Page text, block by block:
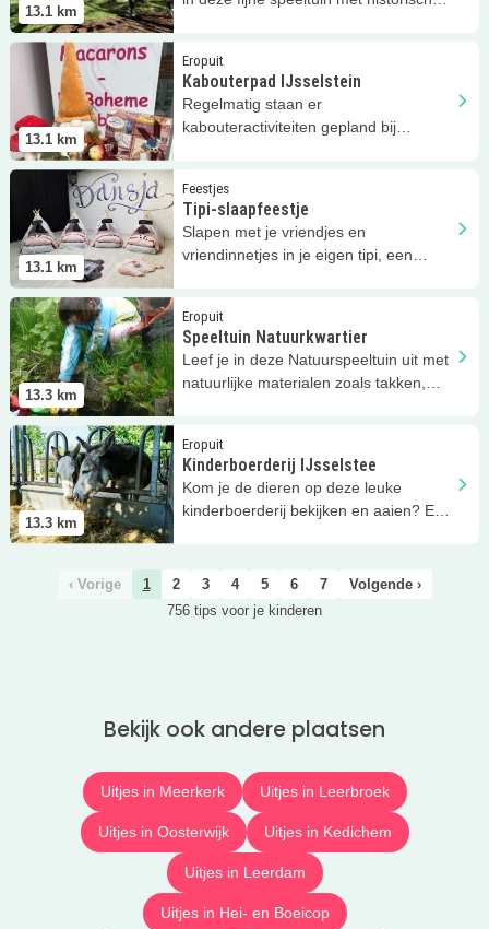
13.1 km
13.1 km
Eropuit
Kabouterpad IJsselstein
Regelmatig staan er
kabouteractiviteiten gepland bij
Lees meer Kabouterpad IJsselstein
13.1 km
Feestjes
Tipi-slaapfeestje
Slapen met je vriendjes en
vriendinnetjes in je eigen tipi, een
Lees meer Tipi-slaapfeestje
13.3 km
Eropuit
Speeltuin Natuurkwartier
Leef je in deze Natuurspeeltuin uit met
natuurlijke materialen zoals takken,
Lees meer Speeltuin Natuurkwartier
13.3 km
Eropuit
Kinderboerderij IJsselstee
Kom je de dieren op deze leuke
kinderboerderij bekijken en aaien? Een
Lees meer Kinderboerderij IJsselstee
‹ Vorige 1 2 3 4 5 6 7
Volgende ›
756 tips voor je kinderen
Bekijk ook andere plaatsen
Uitjes in Meerkerk Uitjes in Leerbroek
Uitjes in Oosterwijk Uitjes in Kedichem
Uitjes in Leerdam
Uitjes in Hei- en Boeicop